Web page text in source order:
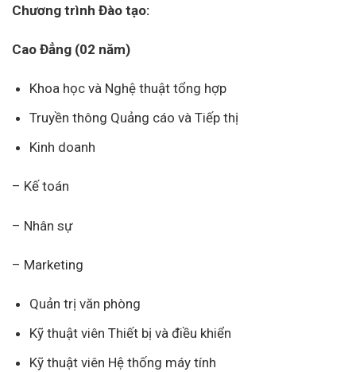
Chương trình Đào tạo:
Cao Đẳng (02 năm)
Khoa học và Nghệ thuật tổng hợp
Truyền thông Quảng cáo và Tiếp thị
Kinh doanh
– Kế toán
– Nhân sự
– Marketing
Quản trị văn phòng
Kỹ thuật viên Thiết bị và điều khiển
Kỹ thuật viên Hệ thống máy tính